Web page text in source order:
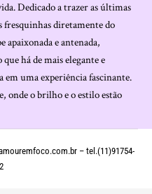
Dedicado a trazer as últimas
fresquinhas diretamente do
apaixonada e antenada,
há de mais elegante e
uma experiência fascinante.
onde o brilho e o estilo estão
– tel.(11)91754-